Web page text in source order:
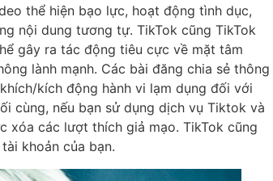
thể hiện bạo lực, hoạt động tình dục,
nội dung tương tự. TikTok cũng TikTok
gây ra tác động tiêu cực về mặt tâm
lành mạnh. Các bài đăng chia sẻ thông
kích động hành vi lạm dụng đối với
cùng, nếu bạn sử dụng dịch vụ Tiktok và
xóa các lượt thích giả mạo. TikTok cũng
khoản của bạn.